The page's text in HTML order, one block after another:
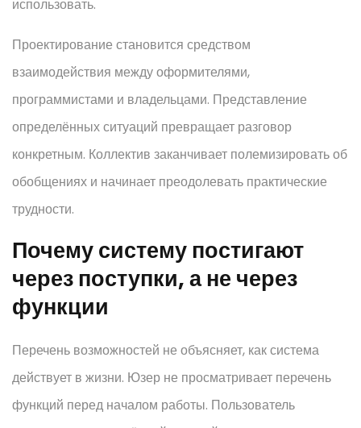
использовать.
Проектирование становится средством
взаимодействия между оформителями,
программистами и владельцами. Представление
определённых ситуаций превращает разговор
конкретным. Коллектив заканчивает полемизировать об
обобщениях и начинает преодолевать практические
трудности.
Почему систему постигают
через поступки, а не через
функции
Перечень возможностей не объясняет, как система
действует в жизни. Юзер не просматривает перечень
функций перед началом работы. Пользователь